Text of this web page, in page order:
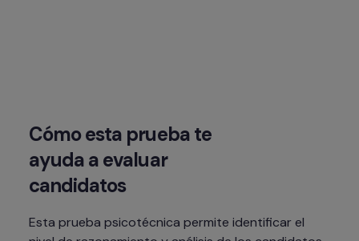
Cómo esta prueba te
ayuda a evaluar
candidatos
Esta prueba psicotécnica permite identificar el